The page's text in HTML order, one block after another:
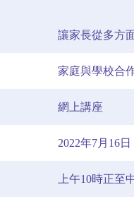
讓家長從多方
家庭與學校合
網上講座
2022年7月16日
上午10時正至